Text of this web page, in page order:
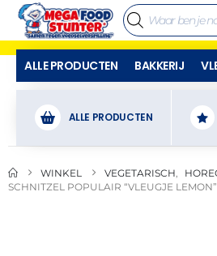
ALLE PRODUCTEN BAKKERIJ
ALLE PRODUCTEN
WINKEL VEGETARISCH
SCHNITZEL POPULAIR “VLEUGJE